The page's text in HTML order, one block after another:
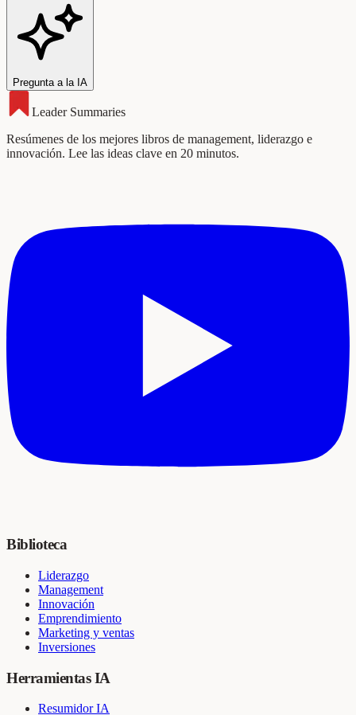
Pregunta a la IA
Leader Summaries
Resúmenes de los mejores libros de management, liderazgo e
innovación. Lee las ideas clave en 20 minutos.
Biblioteca
Liderazgo
Management
Innovación
Emprendimiento
Marketing y ventas
Inversiones
Herramientas IA
Resumidor IA